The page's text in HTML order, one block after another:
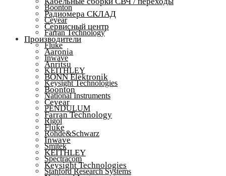
Boonton
Ceyear
Farran Technology
Fluke
Inwave
KEITHLEY
Keysight Technologies
National Instruments
PENDULUM
Rigol
Rohde&Schwarz
Smitek
Spectracom
Stanford Research Systems
Радиомера СКЛАД
Сервисный центр
Производители
Aaronia
Anritsu
BONN Elektronik
Boonton
Ceyear
Farran Technology
Fluke
Inwave
KEITHLEY
Keysight Technologies